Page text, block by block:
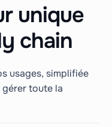
unique
chain
usages, simplifiée
toute la